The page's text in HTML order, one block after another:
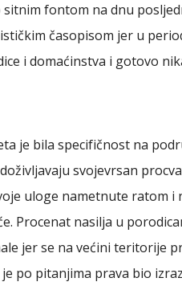
fontom na dnu
časopisom jer u
i domaćinstva i gotovo
je bila specifičnost na
svojevrsan
uloge nametnute ratom i
Procenat nasilja u
jer se na većini teritorije
po pitanjima prava bio